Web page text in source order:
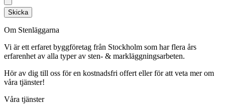
Skicka
Om Stenläggarna
Vi är ett erfaret byggföretag från Stockholm som har flera års
erfarenhet av alla typer av sten- & markläggningsarbeten.
Hör av dig till oss för en kostnadsfri offert eller för att veta mer om
våra tjänster!
Våra tjänster